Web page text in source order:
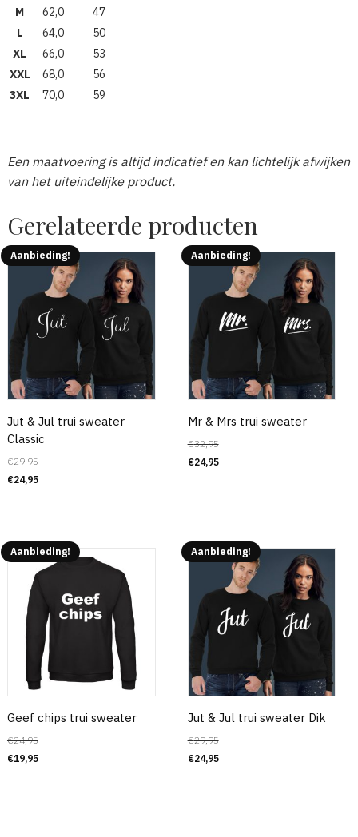
M
62,0
47
L
64,0
50
XL
66,0
53
XXL
68,0
56
3XL
70,0 59
Een maatvoering is altijd indicatief en kan lichtelijk afwijken
van het uiteindelijke product.
Gerelateerde producten
Aanbieding!
Jut & Jul trui sweater
Classic
€29,95
€24,95
Aanbieding!
Mr & Mrs trui sweater
€32,95
€24,95
Aanbieding!
Geef chips trui sweater
€24,95
€19,95
Aanbieding!
Jut & Jul trui sweater Dik
€29,95
€24,95